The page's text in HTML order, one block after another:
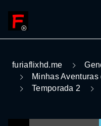
furiaflixhd.me
Minhas
Temporada 2